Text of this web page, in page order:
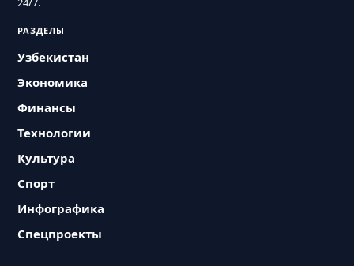
РАЗДЕЛЫ
Узбекистан
Экономика
Финансы
Технологии
Культура
Спорт
Инфографика
Спецпроекты